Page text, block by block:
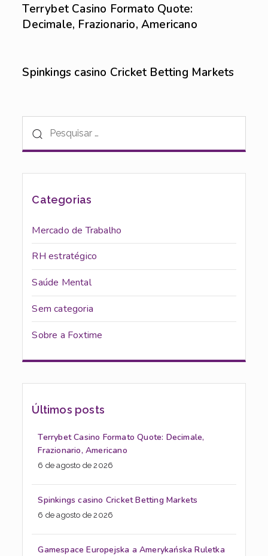
Terrybet Casino Formato Quote:
Decimale, Frazionario, Americano
Spinkings casino Cricket Betting Markets
Categorias
Mercado de Trabalho
RH estratégico
Saúde Mental
Sem categoria
Sobre a Foxtime
Últimos posts
Terrybet Casino Formato Quote: Decimale,
Frazionario, Americano
6 de agosto de 2026
Spinkings casino Cricket Betting Markets
6 de agosto de 2026
Gamespace Europejska a Amerykańska Ruletka